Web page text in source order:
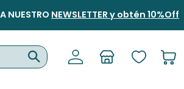
NUESTRO NEWSLETTER y obtén 10%Off